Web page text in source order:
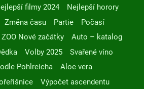
filmy 2024
Nejlepší horory
Změna času Partie
Počasí
ZOO Nové začátky
Auto – katalog
Volby 2025
Svařené víno
Pohlreicha
Aloe vera
Výpočet ascendentu